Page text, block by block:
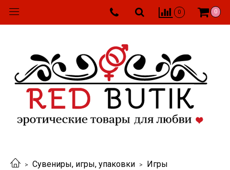
0 0
Сувениры, игры, упаковки Игры